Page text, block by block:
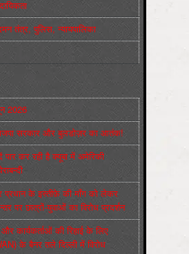
तंत्र, पुलिस, न्‍यायपालिका
2026
सरकार और बुलडोज़र का आतंक!
पार कर रही है क्यूबा में अमेरिकी
प्रधान के इस्तीफ़े की माँग को लेकर
पर छात्रों-युवाओं का विरोध प्रदर्शन
कार्यकर्ताओं की रिहाई के लिए
के बैनर तले दिल्ली में विरोध